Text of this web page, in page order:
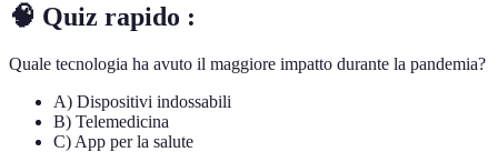
🧠 Quiz rapido :
Quale tecnologia ha avuto il maggiore impatto durante la pandemia?
A) Dispositivi indossabili
B) Telemedicina
C) App per la salute